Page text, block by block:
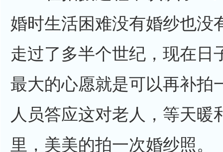
婚时生活困难没有婚纱也没
走过了多半个世纪，现在日
最大的心愿就是可以再补拍
人员答应这对老人，等天暖
里，美美的拍一次婚纱照。